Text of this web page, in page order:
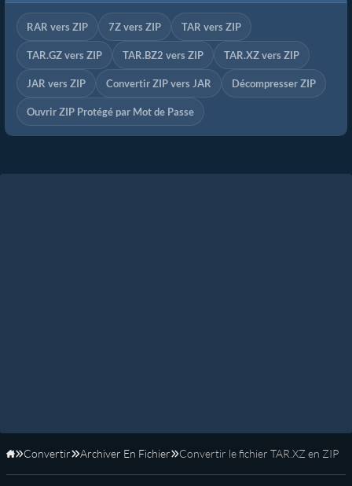
RAR vers ZIP 7Z vers ZIP TAR vers ZIP
TAR.GZ vers ZIP TAR.BZ2 vers ZIP TAR.XZ vers ZIP
JAR vers ZIP Convertir ZIP vers JAR Décompresser ZIP
Ouvrir ZIP Protégé par Mot de Passe
Accueil
Convertir Archiver En Fichier Convertir le fichier TAR.XZ en ZIP